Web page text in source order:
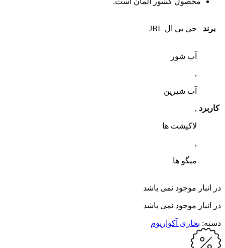
برند جی بی ال JBL
کاربرد
آب شور
,
آب شیرین
,
لاکپشت ها
,
میگو ها
در انبار موجود نمی باشد
در انبار موجود نمی باشد
دسته: بخاری آکواریوم